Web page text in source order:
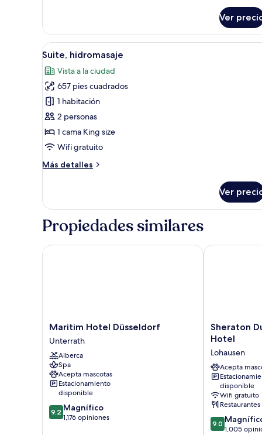
Ver
Abrir
todas
las
fotos
de
Suite,
hidromasaje
Una habitación de hotel
17
Suite, hidromasaje
Vista a la ciudad
657 pies cuadrados
1 habitación
2 personas
1 cama King size
Wifi gratuito
Más detalles
Más
hidromasaje
Ver
Propiedades similares
Maritim
Hotel
Düsseldorf
Unterrath
Maritim Hotel Düsseldorf
Unterrath
Alberca
Spa
Acepta mascotas
Estacionamiento
disponible
9.2
de
9.2 Magnífico
1,176 opiniones
Maritim Hotel Düsseldorf
Sheraton
Duesseldorf
Hotel
Lohausen
Sheraton
Hotel
Lohausen
Acepta
disponible
Wifi gratuito
Restaurantes
9.0
de
9.0
1,005
Sheraton